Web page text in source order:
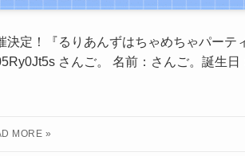
定！『るりあんずはちゃめちゃパーテ
さんご。 名前：さんご。誕生日